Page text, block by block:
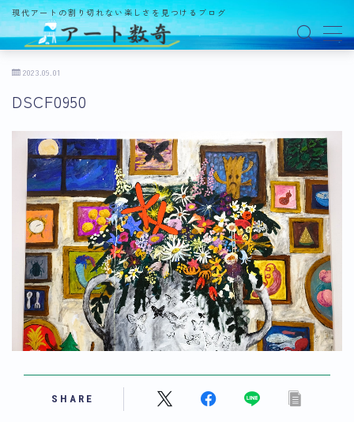
現代アートの割り切れない楽しさを見つけるブログ
アート数奇とは？
観る
ギャラリー
百貨店
美術館・博物館
オルタナティブスペース
アートフェア
イベント
オークション
2023.09.01
DSCF0950
SHARE